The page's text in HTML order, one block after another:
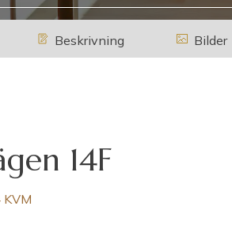
Beskrivning Bilder
14F
KVM